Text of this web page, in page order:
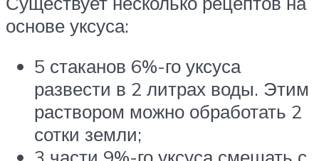
основе уксуса:
5 стаканов 6%-го уксуса
развести в 2 литрах воды. Этим
раствором можно обработать 2
сотки земли;